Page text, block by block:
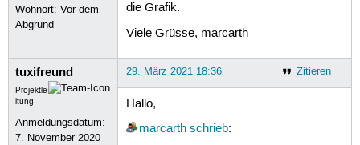
Wohnort: Vor dem
Abgrund
die Grafik.
Viele Grüsse, marcarth
tuxifreund
Projektle
itung
Anmeldungsdatum:
7. November 2020
Zitieren
29. März 2021 18:36
Hallo,
marcarth schrieb: